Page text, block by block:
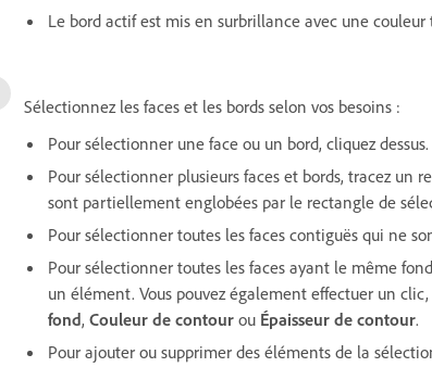
Le bord actif est mis en surbrillance avec une
Sélectionnez les faces et les bords selon vos besoins :
Pour sélectionner une face ou un bord, cliquez dessus.
Pour sélectionner plusieurs faces et bords, tracez un
sont partiellement englobées par le rectangle de
Pour sélectionner toutes les faces contiguës qui ne
Pour sélectionner toutes les faces ayant le même
un élément. Vous pouvez également effectuer un
fond, Couleur de contour ou Épaisseur de contour.
Pour ajouter ou supprimer des éléments de la